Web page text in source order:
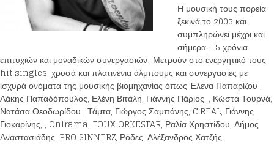
Η μουσική τους πορεία
ξεκινά το 2005 και
συμπληρώνει μέχρι και
σήμερα, 15 χρόνια
επιτυχιών και μοναδικών συνεργασιών! Μετρούν στο ενεργητικό τους
hit singles, χρυσά και πλατινένια άλμπουμς και συνεργασίες με
ισχυρά ονόματα της μουσικής βιομηχανίας όπως Έλενα Παπαρίζου ,
Λάκης Παπαδόπουλος, Ελένη Βιτάλη, Γιάννης Πάριος, , Κώστα Τουρνά,
Νατάσα Θεοδωρίδου , Τάμτα, Γιώργος Σαμπάνης, C:REAL, Γιάννης
Γιοκαρίνης, , Onirama, FOUX ORKESTAR, Ραλία Χρηστίδου, Δήμος
Αναστασιάδης, PRO SINNERZ, Ρόδες, Αλέξανδρος Χατζής.